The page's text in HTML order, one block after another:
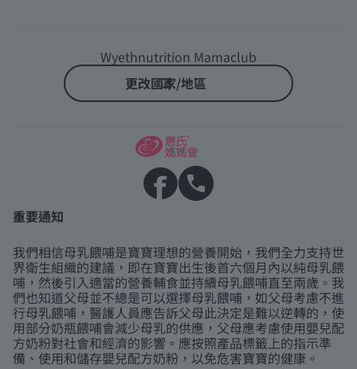
Wyethnutrition Mamaclub
更改國家/地區
重要通知
我們相信母乳餵哺是寶寶理想的營養開始，我們全力支持世
界衛生組織的建議，即在寶寶出生後首六個月內以純母乳餵
哺，然後引入適當的營養輔食並持續母乳餵哺直至兩歲。我
們也知道父母並不總是可以選擇母乳餵哺，如父母考慮不進
行母乳餵哺，醫護人員應告訴父母此決定是難以逆轉的，使
用部分奶瓶餵哺會減少母乳的供應，父母應考慮使用嬰兒配
方奶粉對社會和經濟的影響。應按照產品標籤上的指示準
備、使用和儲存嬰兒配方奶粉，以免危害寶寶的健康。